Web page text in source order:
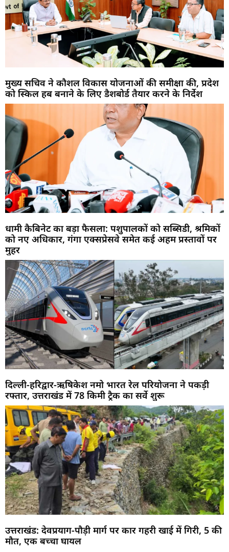
मुख्य सचिव ने कौशल विकास योजनाओं की समीक्षा की, प्रदेश
को स्किल हब बनाने के लिए डैशबोर्ड तैयार करने के निर्देश
धामी कैबिनेट का बड़ा फैसला: पशुपालकों को सब्सिडी, श्रमिकों
को नए अधिकार, गंगा एक्सप्रेसवे समेत कई अहम प्रस्तावों पर
मुहर
दिल्ली-हरिद्वार-ऋषिकेश नमो भारत रेल परियोजना ने पकड़ी
रफ्तार, उत्तराखंड में 78 किमी ट्रैक का सर्वे शुरू
उत्तराखंड: देवप्रयाग-पौड़ी मार्ग पर कार गहरी खाई में गिरी, 5 की
मौत, एक बच्चा घायल